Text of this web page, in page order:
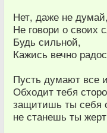
Нет, даже не думай,
Не говори о своих
Будь сильной,
Кажись вечно
Пусть думают все
Обходит тебя
защитишь ты себя
не станешь ты